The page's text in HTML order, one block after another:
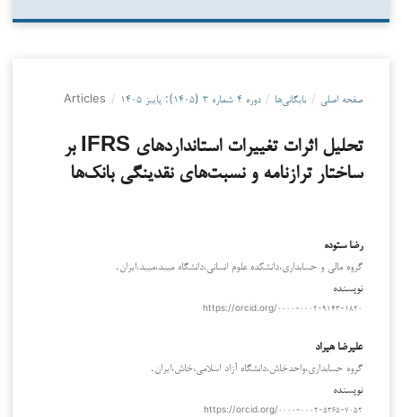
صفحه اصلی / بایگانی‌ها / دوره ۴ شماره ۳ (۱۴۰۵): پاییز ۱۴۰۵ /
Articles
تحلیل اثرات تغییرات استانداردهای IFRS بر
ساختار ترازنامه و نسبت‌های نقدینگی بانک‌ها
رضا ستوده
گروه مالی و حسابداری،دانشکده علوم انسانی،دانشگاه میبد،میبد،ایران.
نویسنده
https://orcid.org/۰۰۰۰-۰۰۰۲-۹۱۴۳-۱۸۲۰
علیرضا هیراد
گروه حسابداری،واحدخاش،دانشگاه آزاد اسلامی،خاش،ایران.
نویسنده
https://orcid.org/۰۰۰۰-۰۰۰۲-۵۳۶۵-۷۰۵۲